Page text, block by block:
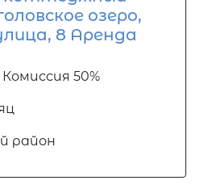
озеро,
8 Аренда
Комиссия 50%
район